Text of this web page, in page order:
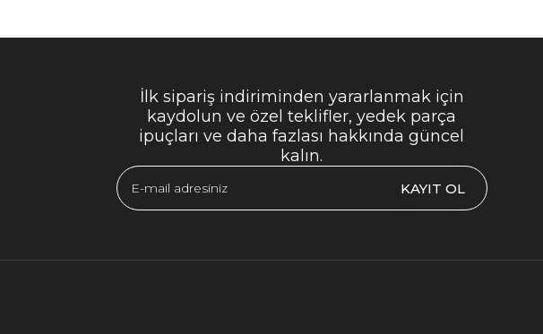
İlk sipariş indiriminden yararlanmak için
kaydolun ve özel teklifler, yedek parça
ipuçları ve daha fazlası hakkında güncel
kalın.
KAYIT OL